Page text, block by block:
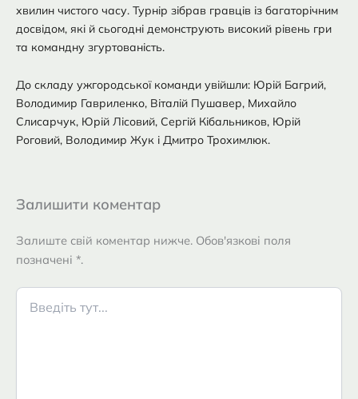
хвилин чистого часу. Турнір зібрав гравців із багаторічним
досвідом, які й сьогодні демонструють високий рівень гри
та командну згуртованість.
До складу ужгородської команди увійшли: Юрій Багрий,
Володимир Гавриленко, Віталій Пушавер, Михайло
Слисарчук, Юрій Лісовий, Сергій Кібальников, Юрій
Роговий, Володимир Жук і Дмитро Трохимлюк.
Залишити коментар
Залиште свій коментар нижче. Обов'язкові поля
позначені *.
Введіть
тут...